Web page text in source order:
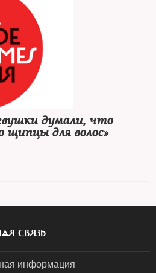
думали, что
для волос»
СВЯЗЬ
информация